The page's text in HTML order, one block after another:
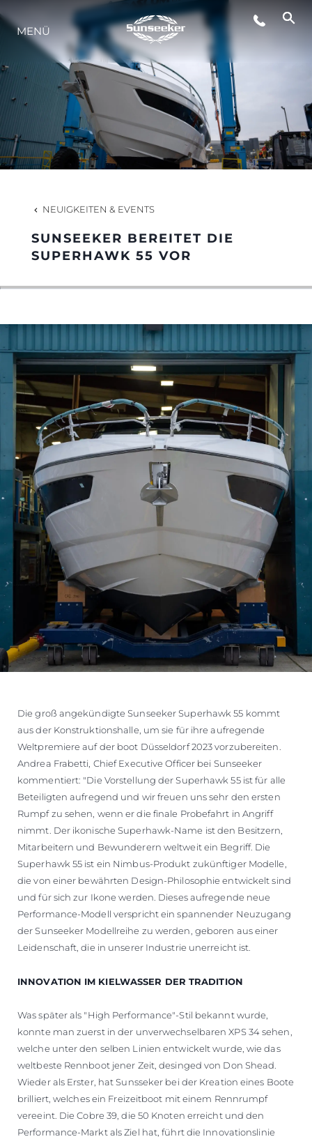
LIFESTYLE
INNOVATION
DIE FIRMA
DAS TEAM
GESCHICHTE
MENÜ
NEUIGKEITEN & EVENTS
SUNSEEKER BEREITET DIE
SUPERHAWK 55 VOR
Die groß angekündigte Sunseeker Superhawk 55 kommt
aus der Konstruktionshalle, um sie für ihre aufregende
Weltpremiere auf der boot Düsseldorf 2023 vorzubereiten.
Andrea Frabetti, Chief Executive Officer bei Sunseeker
kommentiert: "Die Vorstellung der Superhawk 55 ist für alle
Beteiligten aufregend und wir freuen uns sehr den ersten
Rumpf zu sehen, wenn er die finale Probefahrt in Angriff
nimmt. Der ikonische Superhawk-Name ist den Besitzern,
Mitarbeitern und Bewunderern weltweit ein Begriff. Die
Superhawk 55 ist ein Nimbus-Produkt zukünftiger Modelle,
die von einer bewährten Design-Philosophie entwickelt sind
und für sich zur Ikone werden. Dieses aufregende neue
Performance-Modell verspricht ein spannender Neuzugang
der Sunseeker Modellreihe zu werden, geboren aus einer
Leidenschaft, die in unserer Industrie unerreicht ist.
INNOVATION IM KIELWASSER DER TRADITION
Was später als "High Performance"-Stil bekannt wurde,
konnte man zuerst in der unverwechselbaren XPS 34 sehen,
welche unter den selben Linien entwickelt wurde, wie das
weltbeste Rennboot jener Zeit, desinged von Don Shead.
Wieder als Erster, hat Sunsseker bei der Kreation eines Boote
brilliert, welches ein Freizeitboot mit einem Rennrumpf
vereeint. Die Cobre 39, die 50 Knoten erreicht und den
Performance-Markt als Ziel hat, führt die Innovationslinie